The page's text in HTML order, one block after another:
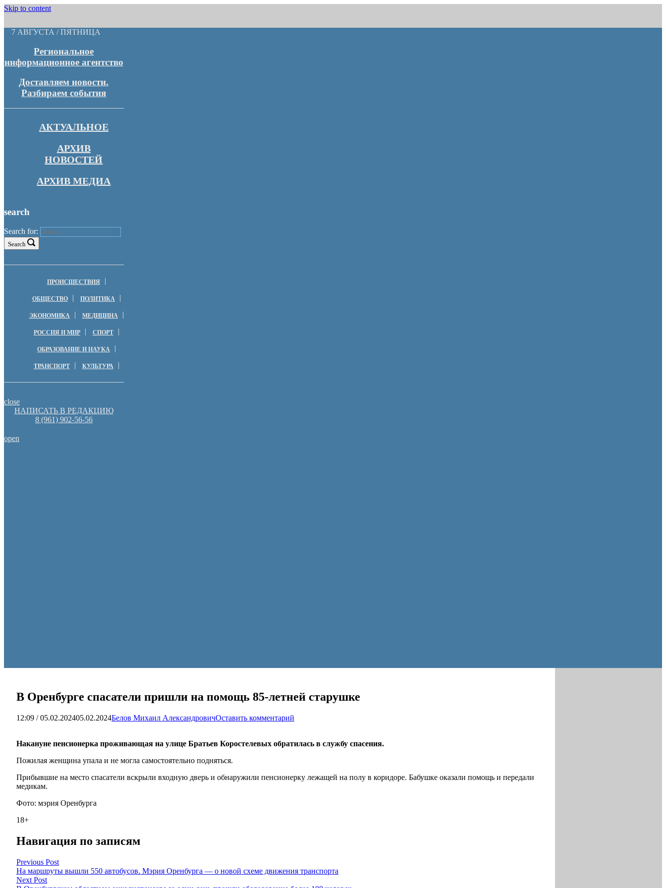
Skip to content
7 АВГУСТА / ПЯТНИЦА
Региональное
информационное агентство
Доставляем новости.
Разбираем события
АКТУАЛЬНОЕ
АРХИВ
НОВОСТЕЙ
АРХИВ МЕДИА
search
Search for:
Search
ПРОИСШЕСТВИЯ
ОБЩЕСТВО ПОЛИТИКА
ЭКОНОМИКА МЕДИЦИНА
РОССИЯ И МИР СПОРТ
ОБРАЗОВАНИЕ И НАУКА
ТРАНСПОРТ КУЛЬТУРА
close
НАПИСАТЬ В РЕДАКЦИЮ
8 (961) 902-56-56
open
В Оренбурге спасатели пришли на помощь 85-летней старушке
12:09 / 05.02.202405.02.2024Белов Михаил АлександровичОставить комментарий
Накануне пенсионерка проживающая на улице Братьев Коростелевых обратилась в службу спасения.
Пожилая женщина упала и не могла самостоятельно подняться.
Прибывшие на место спасатели вскрыли входную дверь и обнаружили пенсионерку лежащей на полу в коридоре. Бабушке оказали помощь и передали
медикам.
Фото: мэрия Оренбурга
18+
Навигация по записям
Previous Post
На маршруты вышли 550 автобусов. Мэрия Оренбурга — о новой схеме движения транспорта
Next Post